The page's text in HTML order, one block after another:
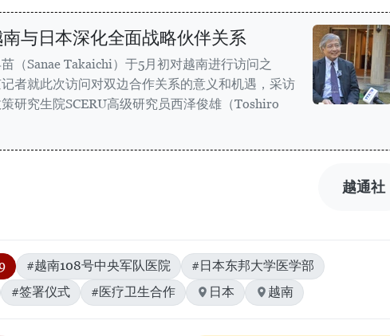
与日本深化全面战略伙伴关系
（Sanae Takaichi）于5月初对越南进行访问之
者就此次访问对双边合作关系的意义和机遇，采访
研究生院SCERU高级研究员西泽俊雄（Toshiro
越通社
#越南108号中央军队医院
#日本东邦大学医学部
#签署仪式 #医疗卫生合作 日本 越南